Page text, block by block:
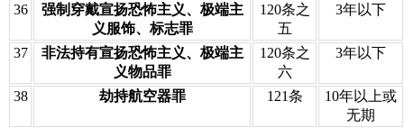
36
强制穿戴宣扬恐怖主义、极端主
义服饰、标志罪
120条之
五
3年以下
37
非法持有宣扬恐怖主义、极端主
义物品罪
120条之
六
3年以下
38 劫持航空器罪 121条
10年以上或
无期